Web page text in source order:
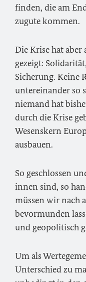
finden, die am
zugute kommen.
Die Krise hat aber
gezeigt:
Sicherung. Keine
untereinander so
niemand hat
durch die Krise
Wesenskern
ausbauen.
So geschlossen
innen sind, so
müssen wir nach
bevormunden
und geopolitisch
Um als
Unterschied zu